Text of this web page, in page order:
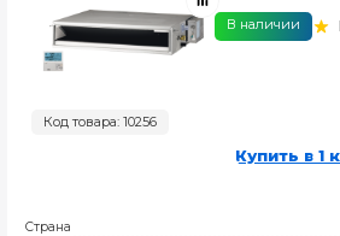
Код товара: 10256
В наличии
Купить в 1
Страна